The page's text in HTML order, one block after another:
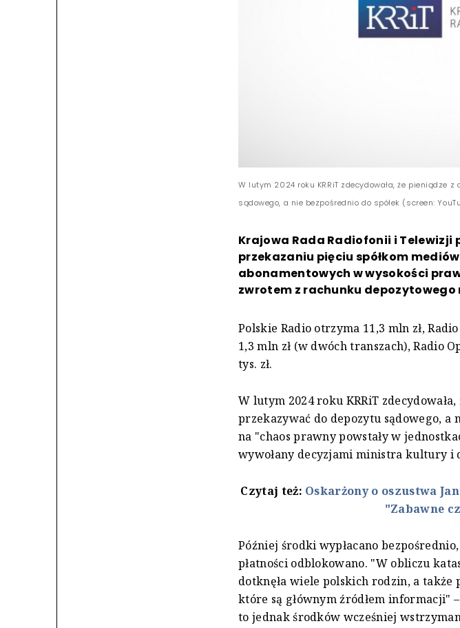
W lutym 2024 roku KRRiT zdecydowała, że pieniądze
sądowego, a nie bezpośrednio do spółek (screen:
Krajowa Rada Radiofonii i Telewizji
przekazaniu pięciu spółkom
abonamentowych w wysokości
zwrotem z rachunku
Polskie Radio otrzyma 11,3 mln zł,
1,3 mln zł (w dwóch transzach), Radio
tys. zł.
W lutym 2024 roku KRRiT
przekazywać do depozytu sądowego, a
na "chaos prawny powstały w
wywołany decyzjami ministra kultury i
Czytaj też: Oskarżony o oszustwa
"Zabawne
Później środki wypłacano
płatności odblokowano. "W obliczu
dotknęła wiele polskich rodzin, a
które są głównym źródłem informacji"
to jednak środków wcześniej